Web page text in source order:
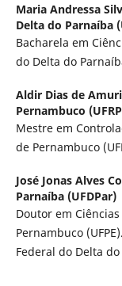
Maria Andressa
Delta do Parnaíba
Bacharela em
do Delta do
Aldir Dias de
Pernambuco
Mestre em
de Pernambuco
José Jonas Alves
Parnaíba (UFDPar)
Doutor em
Pernambuco
Federal do Delta